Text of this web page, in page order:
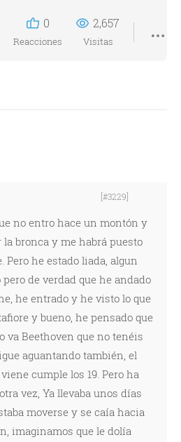
0
Reacciones
2,657
Visitas
[#3229]
no entro hace un montón y
bronca y me habrá puesto
Pero he estado liada, algun
de verdad que he andado
he entrado y he visto lo que
y bueno, he pensado que
va Beethoven que no tenéis
aguantando también, el
cumple los 19. Pero ha
vez, Ya llevaba unos días
moverse y se caía hacia
imaginamos que le dolía